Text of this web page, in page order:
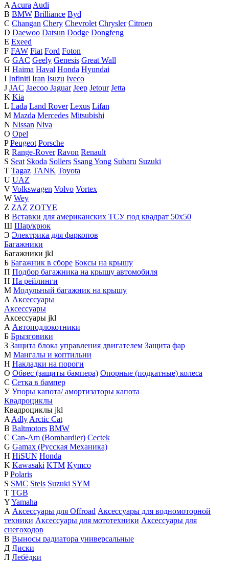
A Acura Audi
B BMW Brilliance Byd
C Changan Chery Chevrolet Chrysler Citroen
D Daewoo Datsun Dodge Dongfeng
E Exeed
F FAW Fiat Ford Foton
G GAC Geely Genesis Great Wall
H Haima Haval Honda Hyundai
I Infiniti Iran Isuzu Iveco
J JAC Jaecoo Jaguar Jeep Jetour Jetta
K Kia
L Lada Land Rover Lexus Lifan
M Mazda Mercedes Mitsubishi
N Nissan Niva
O Opel
P Peugeot Porsche
R Range-Rover Ravon Renault
S Seat Skoda Sollers Ssang Yong Subaru Suzuki
T Tagaz TANK Toyota
U UAZ
V Volkswagen Volvo Vortex
W Wey
Z ZAZ ZOTYE
В Вставки для американских ТСУ под квадрат 50х50
Ш Шар/крюк
Э Электрика для фаркопов
Багажники
Багажники jkl
Б Багажник в сборе Боксы на крышу
П Подбор багажника на крышу автомобиля
Н На рейлинги
М Модульный багажник на крышу
А Аксессуары
Аксессуары
Аксессуары jkl
А Автоподлокотники
Б Брызговики
З Защита блока управления двигателем Защита фар
М Мангалы и коптильни
Н Накладки на пороги
О Обвес (защиты бампера) Опорные (подкатные) колеса
С Сетка в бампер
У Упоры капота/ амортизаторы капота
Квадроциклы
Квадроциклы jkl
A Adly Arctic Cat
B Baltmotors BMW
C Can-Am (Bombardier) Cectek
G Gamax (Русская Механика)
H HiSUN Honda
K Kawasaki KTM Kymco
P Polaris
S SMC Stels Suzuki SYM
T TGB
YYamaha
А Аксессуары для Offroad Аксессуары для водномоторной
техники Аксессуары для мототехники Аксессуары для
снегоходов
В Выносы радиатора универсальные
Д Диски
Л Лебёдки